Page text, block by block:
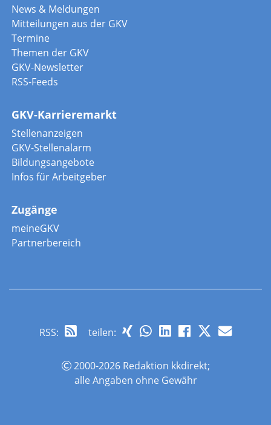
News & Meldungen
Mitteilungen aus der GKV
Termine
Themen der GKV
GKV-Newsletter
RSS-Feeds
GKV-Karrieremarkt
Stellenanzeigen
GKV-Stellenalarm
Bildungsangebote
Infos für Arbeitgeber
Zugänge
meineGKV
Partnerbereich
RSS: teilen:
2000-2026 Redaktion kkdirekt;
alle Angaben ohne Gewähr